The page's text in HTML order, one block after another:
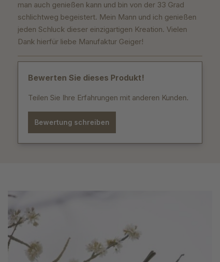
man auch genießen kann und bin von der 33 Grad
schlichtweg begeistert. Mein Mann und ich genießen
jeden Schluck dieser einzigartigen Kreation. Vielen
Dank hierfür liebe Manufaktur Geiger!
Bewerten Sie dieses Produkt!
Teilen Sie Ihre Erfahrungen mit anderen Kunden.
Bewertung schreiben